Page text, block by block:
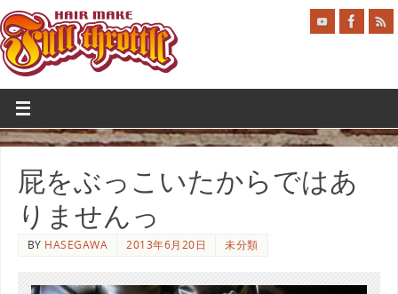
屁をぶっこいたからではあ
りませんっ
BY HASEGAWA 2013年6月20日 未分類